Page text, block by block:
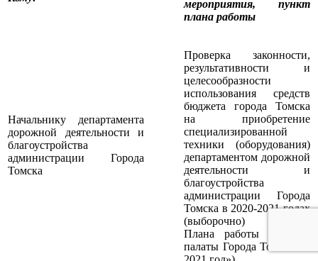
мероприятия, пункт
плана работы
Начальнику департамента
дорожной деятельности и
благоустройства
администрации Города
Томска
Проверка законности,
результативности и
целесообразности
использования средств
бюджета города Томска
на приобретение
специализированной
техники (оборудования)
департаментом дорожной
деятельности и
благоустройства
администрации Города
Томска в 2020-2021 годах
(выборочно) (п.1.18.
Плана работы Счетной
палаты Города Томска на